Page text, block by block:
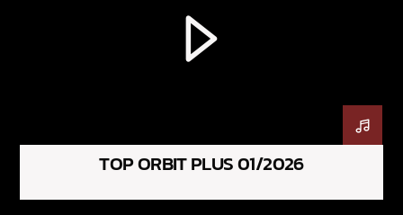
TOP ORBIT PLUS 01/2026